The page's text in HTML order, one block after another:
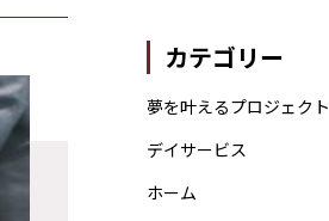
カテゴリー
夢を叶えるプロジェクト
デイサービス
ホーム